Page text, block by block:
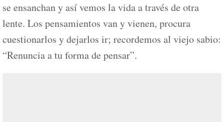
se ensanchan y así vemos la vida a través de otra
lente. Los pensamientos van y vienen, procura
cuestionarlos y dejarlos ir; recordemos al viejo sabio:
“Renuncia a tu forma de pensar”.